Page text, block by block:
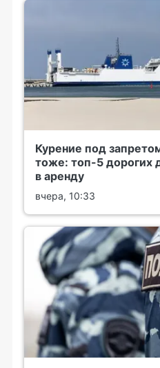
Курение под
тоже: топ-5 дорогих
в аренду
вчера, 10:33